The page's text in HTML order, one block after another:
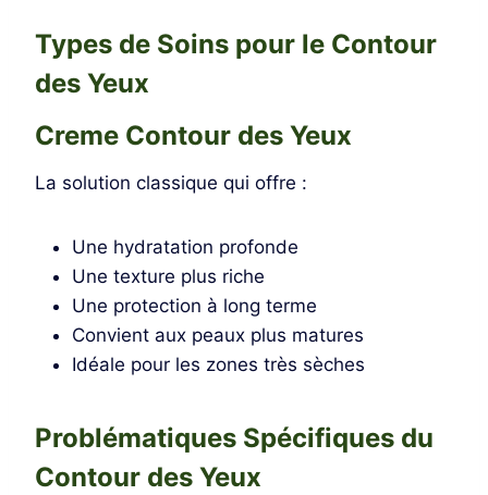
Types de Soins pour le Contour
des Yeux
Creme Contour des Yeux
La solution classique qui offre :
Une hydratation profonde
Une texture plus riche
Une protection à long terme
Convient aux peaux plus matures
Idéale pour les zones très sèches
Problématiques Spécifiques du
Contour des Yeux